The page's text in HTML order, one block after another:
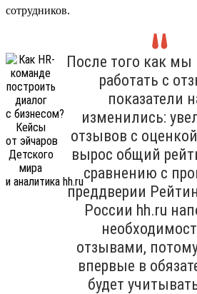
сотрудников.
После того как мы
работать с
показатели
изменились:
отзывов с
вырос общий
сравнению с
преддверии
России hh.ru
отзывами,
впервые в
будет